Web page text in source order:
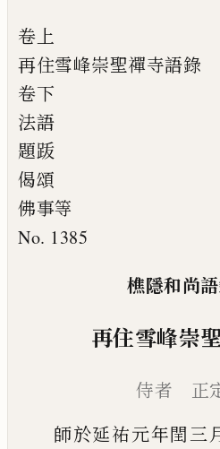
卷上
再住雪峰崇聖禪寺語錄
卷下
法語
題䟦
偈頌
佛事等
No. 1385
樵隱和尚
再住雪峰崇
侍者 正
師於延祐元年閏三